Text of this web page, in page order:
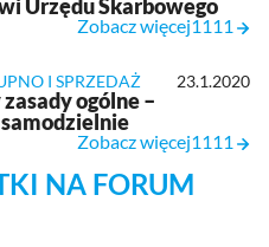
Urzędu Skarbowego
Zobacz więcej1111
I SPRZEDAŻ 23.1.2020
ogólne –
Zobacz więcej1111
NA FORUM